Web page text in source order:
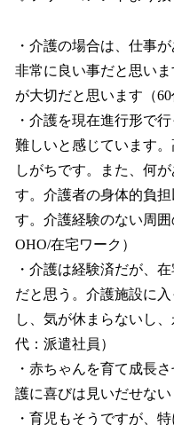
・介護の場合は、仕事
非常に良い事だと思い
が大切だと思います（
・介護を現在進行形で
難しいと感じています
しがちです。また、何
す。介護者の身体的負
す。介護経験のない周
OHO/在宅ワーク）
・介護は経験済だが、
だと思う。介護施設に
し、気が休まらないし
代：派遣社員）
・赤ちゃんを育て成長
護に喜びは見いだせない
・育児もそうですが、